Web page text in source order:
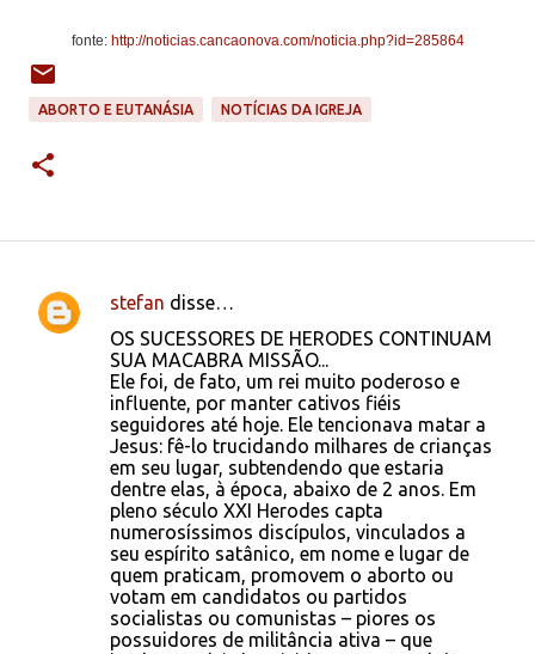
fonte: http://noticias.cancaonova.com/noticia.php?id=285864
ABORTO E EUTANÁSIA NOTÍCIAS DA IGREJA
C
stefan disse…
OS SUCESSORES DE HERODES CONTINUAM
SUA MACABRA MISSÃO...
Ele foi, de fato, um rei muito poderoso e
influente, por manter cativos fiéis
seguidores até hoje. Ele tencionava matar a
Jesus: fê-lo trucidando milhares de crianças
em seu lugar, subtendendo que estaria
dentre elas, à época, abaixo de 2 anos. Em
pleno século XXI Herodes capta
numerosíssimos discípulos, vinculados a
seu espírito satânico, em nome e lugar de
quem praticam, promovem o aborto ou
votam em candidatos ou partidos
socialistas ou comunistas – piores os
possuidores de militância ativa – que